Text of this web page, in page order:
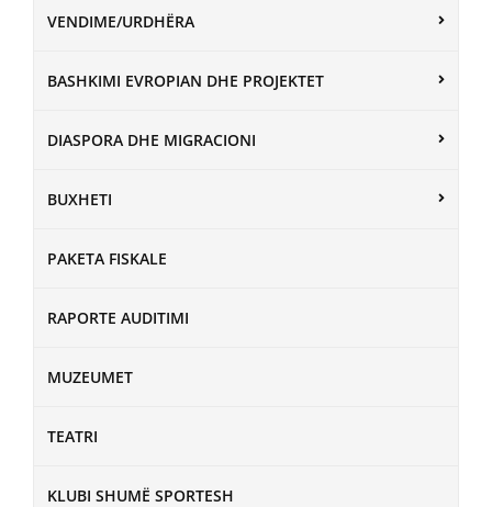
VENDIME/URDHËRA
BASHKIMI EVROPIAN DHE PROJEKTET
DIASPORA DHE MIGRACIONI
BUXHETI
PAKETA FISKALE
RAPORTE AUDITIMI
MUZEUMET
TEATRI
KLUBI SHUMË SPORTESH